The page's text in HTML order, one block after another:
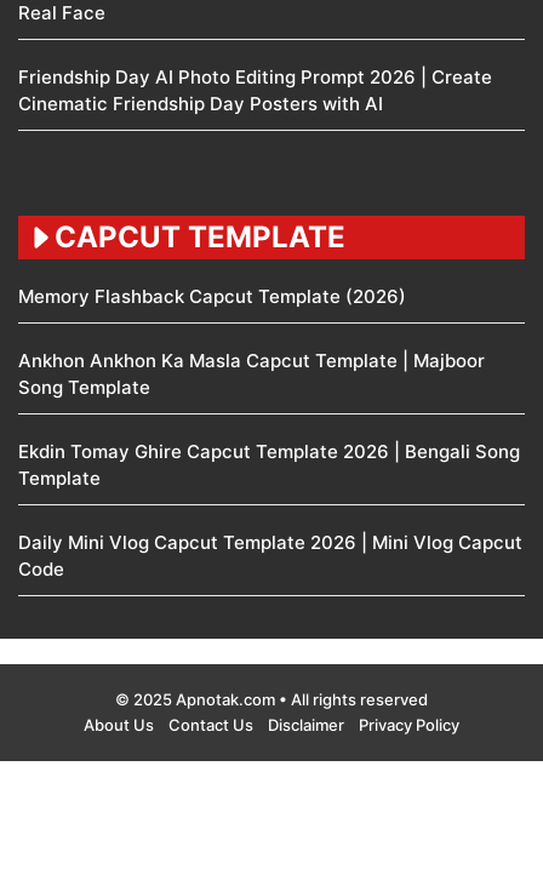
Real Face
Friendship Day AI Photo Editing Prompt 2026 | Create
Cinematic Friendship Day Posters with AI
CAPCUT TEMPLATE
Memory Flashback Capcut Template (2026)
Ankhon Ankhon Ka Masla Capcut Template | Majboor
Song Template
Ekdin Tomay Ghire Capcut Template 2026 | Bengali Song
Template
Daily Mini Vlog Capcut Template 2026 | Mini Vlog Capcut
Code
© 2025 Apnotak.com • All rights reserved
About Us
Contact Us Disclaimer Privacy Policy